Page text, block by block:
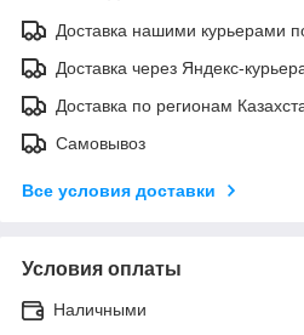
Доставка нашими курьерами
Доставка через Яндекс-
Доставка по регионам
Самовывоз
Все условия доставки
Условия оплаты
Наличными